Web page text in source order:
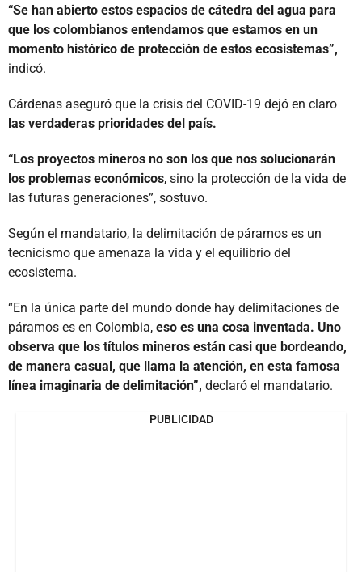
“Se han abierto estos espacios de cátedra del agua para
que los colombianos entendamos que estamos en un
momento histórico de protección de estos ecosistemas”,
indicó.
Cárdenas aseguró que la crisis del COVID-19 dejó en claro
las verdaderas prioridades del país.
“Los proyectos mineros no son los que nos solucionarán
los problemas económicos, sino la protección de la vida de
las futuras generaciones”, sostuvo.
Según el mandatario, la delimitación de páramos es un
tecnicismo que amenaza la vida y el equilibrio del
ecosistema.
“En la única parte del mundo donde hay delimitaciones de
páramos es en Colombia, eso es una cosa inventada. Uno
observa que los títulos mineros están casi que bordeando,
de manera casual, que llama la atención, en esta famosa
línea imaginaria de delimitación”, declaró el mandatario.
PUBLICIDAD